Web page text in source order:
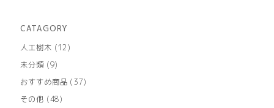
CATAGORY
人工樹木
1212
商
未分類 99
の
商
おすすめ商品 3737
その他 4848